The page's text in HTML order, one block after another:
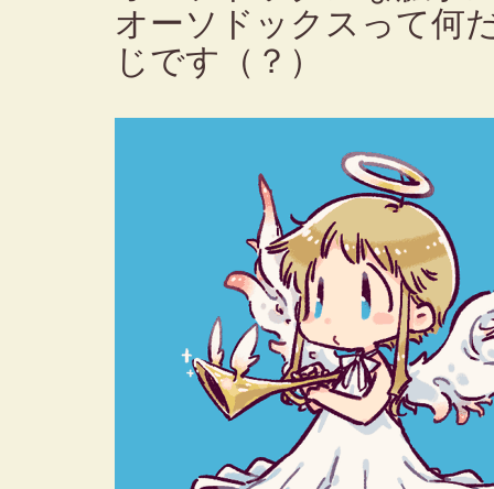
オーソドックスって何
じです（？）